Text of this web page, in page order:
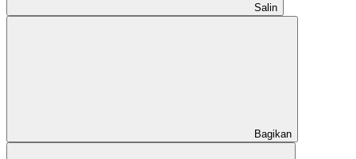
Salin
Bagikan